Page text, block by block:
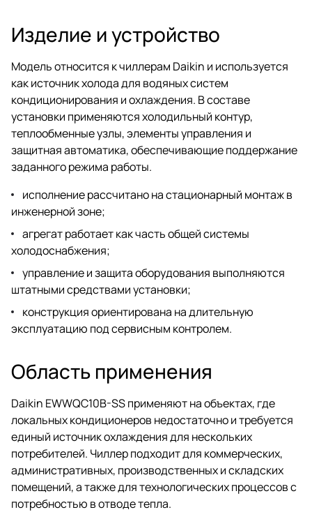
Изделие и устройство
Модель относится к чиллерам Daikin и используется
как источник холода для водяных систем
кондиционирования и охлаждения. В составе
установки применяются холодильный контур,
теплообменные узлы, элементы управления и
защитная автоматика, обеспечивающие поддержание
заданного режима работы.
исполнение рассчитано на стационарный монтаж в
инженерной зоне;
агрегат работает как часть общей системы
холодоснабжения;
управление и защита оборудования выполняются
штатными средствами установки;
конструкция ориентирована на длительную
эксплуатацию под сервисным контролем.
Область применения
Daikin EWWQC10B-SS применяют на объектах, где
локальных кондиционеров недостаточно и требуется
единый источник охлаждения для нескольких
потребителей. Чиллер подходит для коммерческих,
административных, производственных и складских
помещений, а также для технологических процессов с
потребностью в отводе тепла.